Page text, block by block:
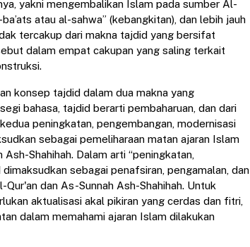
yakni mengembalikan Islam pada sumber Al-
atau al-sahwa” (kebangkitan), dan lebih jauh
tercakup dari makna tajdid yang bersifat
dalam empat cakupan yang saling terkait
konsep tajdid dalam dua makna yang
bahasa, tajdid berarti pembaharuan, dan dari
peningkatan, pengembangan, modernisasi
sebagai pemeliharaan matan ajaran Islam
Shahihah. Dalam arti “peningkatan,
sebagai penafsiran, pengamalan, dan
dan As-Sunnah Ash-Shahihah. Untuk
aktualisasi akal pikiran yang cerdas dan fitri,
dalam memahami ajaran Islam dilakukan